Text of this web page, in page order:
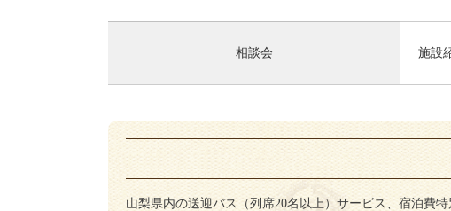
相談会 施設
山梨県内の送迎バス（列席20名以上）サービス、宿泊費